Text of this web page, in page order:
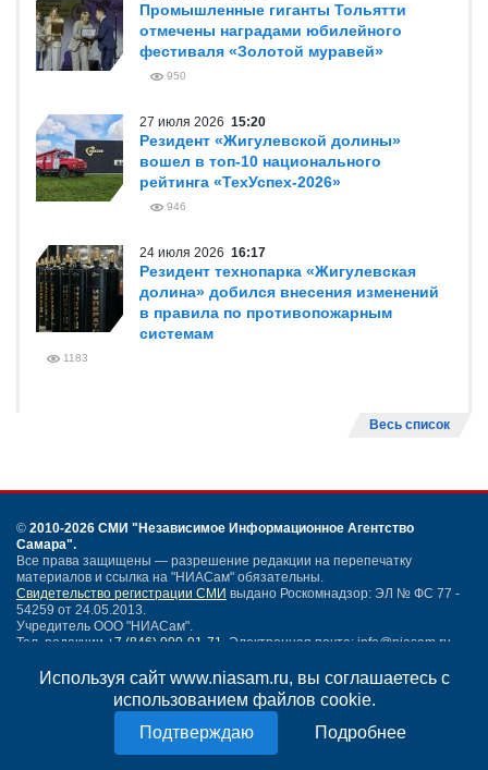
Используя сайт www.niasam.ru, вы соглашаетесь с
использованием файлов cookie.
Подробнее
Промышленные гиганты Тольятти
отмечены наградами юбилейного
фестиваля «Золотой муравей»
950
27 июля 2026 15:20
Резидент «Жигулевской долины»
вошел в топ-10 национального
рейтинга «ТехУспех-2026»
946
24 июля 2026 16:17
Резидент технопарка «Жигулевская
долина» добился внесения изменений
в правила по противопожарным
системам
1183
Весь список
© 2010-2026 СМИ "Независимое Информационное Агентство
Самара".
Все права защищены — разрешение редакции на перепечатку
материалов и ссылка на "НИАСам" обязательны.
Свидетельство регистрации СМИ выдано Роскомнадзор: ЭЛ № ФС 77 -
54259 от 24.05.2013.
Учредитель ООО "НИАСам".
Тел. редакции +7 (846) 990-91-71. Электронная почта: info@niasam.ru
Написать письмо
Политика конфиденциальности